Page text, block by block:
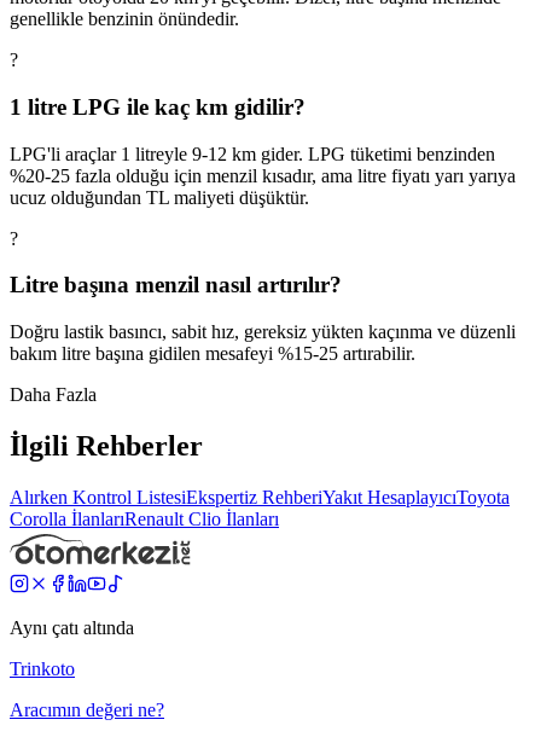
genellikle benzinin önündedir.
?
1 litre LPG ile kaç km gidilir?
LPG'li araçlar 1 litreyle 9-12 km gider. LPG tüketimi benzinden
%20-25 fazla olduğu için menzil kısadır, ama litre fiyatı yarı yarıya
ucuz olduğundan TL maliyeti düşüktür.
?
Litre başına menzil nasıl artırılır?
Doğru lastik basıncı, sabit hız, gereksiz yükten kaçınma ve düzenli
bakım litre başına gidilen mesafeyi %15-25 artırabilir.
Daha Fazla
İlgili Rehberler
Alırken Kontrol ListesiEkspertiz RehberiYakıt HesaplayıcıToyota
Corolla İlanlarıRenault Clio İlanları
Aynı çatı altında
Trinkoto
Aracımın değeri ne?